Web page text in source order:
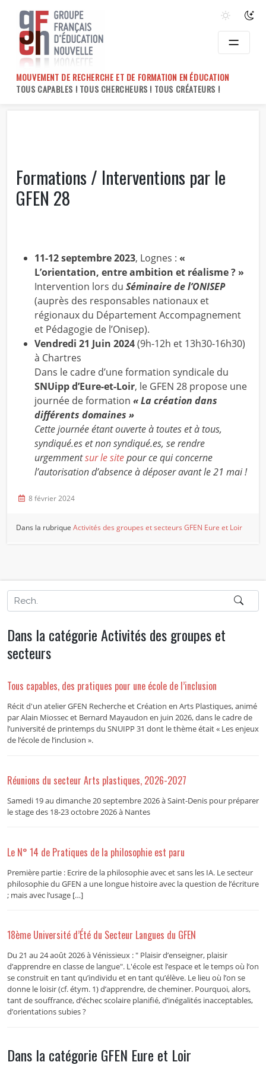
content
MOUVEMENT DE RECHERCHE ET DE FORMATION EN ÉDUCATION
TOUS CAPABLES ! TOUS CHERCHEURS ! TOUS CRÉATEURS !
Formations / Interventions par le
GFEN 28
11-12 septembre 2023, Lognes : «
L’orientation, entre ambition et réalisme ? »
Intervention lors du Séminaire de l’ONISEP
(auprès des responsables nationaux et
régionaux du Département Accompagnement
et Pédagogie de l’Onisep).
Vendredi 21 Juin 2024(9h-12h et 13h30-16h30)
à Chartres
Dans le cadre d’une formation syndicale du
SNUipp d’Eure-et-Loir, le GFEN 28 propose une
journée de formation « La création dans
différents domaines »
Cette journée étant ouverte à toutes et à tous,
syndiqué.es et non syndiqué.es, se rendre
urgemmentsur le sitepour ce qui concerne
l’autorisation d’absence à déposer avant le 21 mai !
8 février 2024
Dans la rubriqueActivités des groupes et secteurs GFEN Eure et Loir
Dans la catégorie Activités des groupes et
secteurs
Tous capables, des pratiques pour une école de l’inclusion
Récit d'un atelier GFEN Recherche et Création en Arts Plastiques, animé
par Alain Miossec et Bernard Mayaudon en juin 2026, dans le cadre de
l’université de printemps du SNUIPP 31 dont le thème était « Les enjeux
de l’école de l’inclusion ».
Réunions du secteur Arts plastiques, 2026-2027
Samedi 19 au dimanche 20 septembre 2026 à Saint-Denis pour préparer
le stage des 18-23 octobre 2026 à Nantes
Le N° 14 de Pratiques de la philosophie est paru
Première partie : Ecrire de la philosophie avec et sans les IA. Le secteur
philosophie du GFEN a une longue histoire avec la question de l’écriture
; mais avec l’usage […]
18ème Université d’Été du Secteur Langues du GFEN
Du 21 au 24 août 2026 à Vénissieux : " Plaisir d’enseigner, plaisir
d’apprendre en classe de langue". L'école est l’espace et le temps où l’on
se construit en tant qu’individu et en tant qu’élève. Le lieu où l’on se
donne le loisir (cf. étym. 1) d’apprendre, de cheminer. Pourquoi, alors,
tant de souffrance, d’échec scolaire planifié, d’inégalités inacceptables,
d’orientations subies ?
Dans la catégorie GFEN Eure et Loir